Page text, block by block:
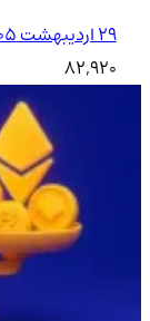
۲۹ اردیبهشت ۱۴۰۵
82,920